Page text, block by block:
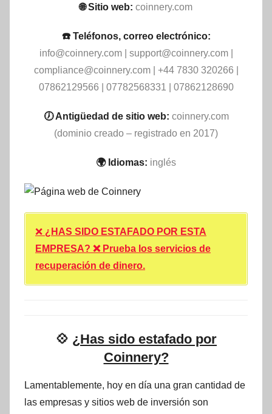
🌐 Sitio web: coinnery.com
☎️ Teléfonos, correo electrónico:
info@coinnery.com| support@coinnery.com|
compliance@coinnery.com| +44 7830 320266 |
07862129566 | 07782568331 | 07862128690
🕖 Antigüedad de sitio web: coinnery.com
(dominio creado – registrado en 2017)
🌍 Idiomas: inglés
❌ ¿HAS SIDO ESTAFADO POR ESTA
EMPRESA? ❌ Prueba los servicios de
recuperación de dinero.
💠 ¿Has sido estafado por
Coinnery?
Lamentablemente, hoy en día una gran cantidad de
las empresas y sitios web de inversión son